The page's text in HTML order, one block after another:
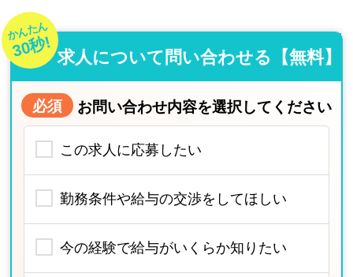
かんたん
30秒! 求人について問い合わせる【無料】
必須 お問い合わせ内容を選択してください
この求人に応募したい
勤務条件や給与の交渉をしてほしい
今の経験で給与がいくらか知りたい